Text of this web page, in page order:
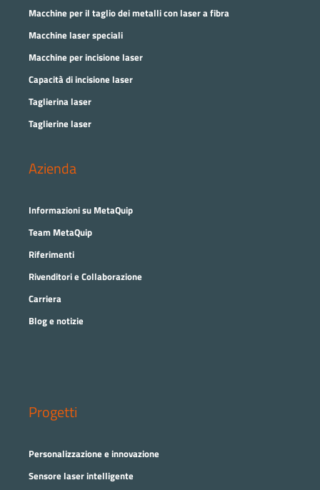
Macchine per il taglio dei metalli con laser a fibra
Macchine laser speciali
Macchine per incisione laser
Capacità di incisione laser
Taglierina laser
Taglierine laser
Azienda
Informazioni su MetaQuip
Team MetaQuip
Riferimenti
Rivenditori e Collaborazione
Carriera
Blog e notizie
Progetti
Personalizzazione e innovazione
Sensore laser intelligente